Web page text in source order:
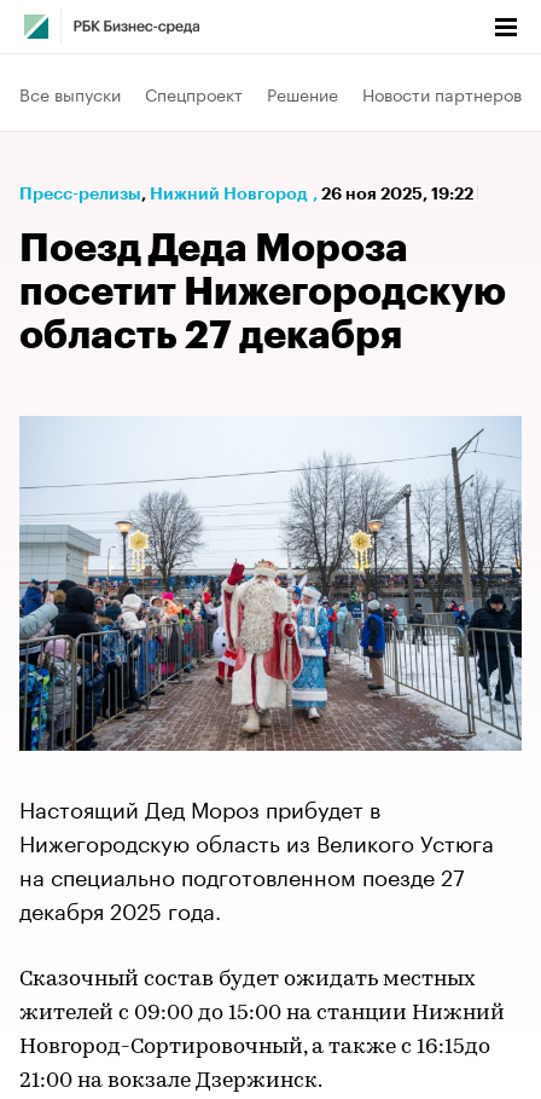
Все выпуски Спецпроект Решение Новости партнеров
Пресс-релизы⁠, Нижний Новгород , 26 ноя 2025, 19:22
Поезд Деда Мороза
посетит Нижегородскую
область 27 декабря
Настоящий Дед Мороз прибудет в
Нижегородскую область из Великого Устюга
на специально подготовленном поезде 27
декабря 2025 года.
Сказочный состав будет ожидать местных
жителей с 09:00 до 15:00 на станции Нижний
Новгород-Сортировочный, а также с 16:15до
21:00 на вокзале Дзержинск.